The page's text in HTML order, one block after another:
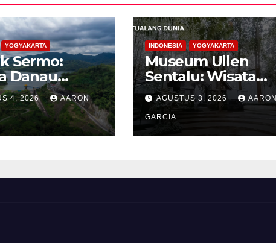
YOGYAKARTA
Sermo:
Danau
yang
di
Kulon
4, 2026 AARON
INDONESIA YOGYAKARTA
Museum Ullen
Sentalu: Wisata
Budaya Jawa yang
Elegan di Lereng
Kaliurang
AGUSTUS 3, 2026 AARON
GARCIA